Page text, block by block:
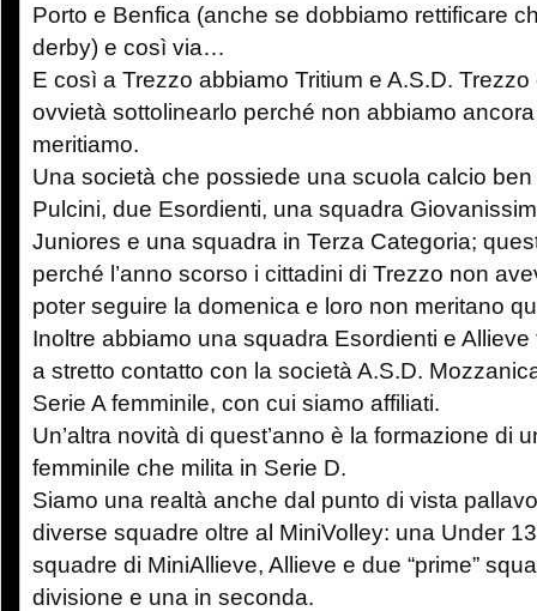
Porto e Benfica (anche se dobbiamo rettificare
derby) e così via…
E così a Trezzo abbiamo Tritium e A.S.D.
ovvietà sottolinearlo perché non abbiamo
meritiamo.
Una società che possiede una scuola calcio
Pulcini, due Esordienti, una squadra
Juniores e una squadra in Terza Categoria;
perché l’anno scorso i cittadini di Trezzo non
poter seguire la domenica e loro non meritano
Inoltre abbiamo una squadra Esordienti e
a stretto contatto con la società A.S.D.
Serie A femminile, con cui siamo affiliati.
Un’altra novità di quest’anno è la formazione di
femminile che milita in Serie D.
Siamo una realtà anche dal punto di vista
diverse squadre oltre al MiniVolley: una Under
squadre di MiniAllieve, Allieve e due “prime”
divisione e una in seconda.